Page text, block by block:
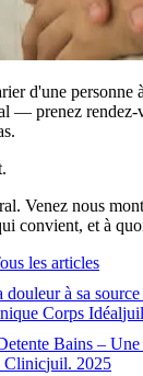
d'une personne
— prenez rendez-
Venez nous
convient, et à
les articles
douleur à sa
Corps Idéal
Bains – Une
Clinicjuil. 2025